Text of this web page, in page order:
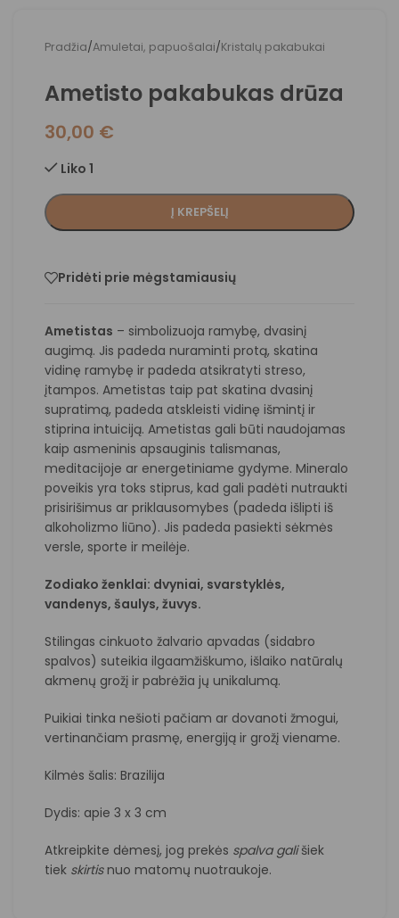
Pradžia/Amuletai, papuošalai/Kristalų pakabukai
Ametisto pakabukas drūza
30,00 €
Liko 1
Į KREPŠELĮ
Pridėti prie mėgstamiausių
Ametistas – simbolizuoja ramybę, dvasinį
augimą. Jis padeda nuraminti protą, skatina
vidinę ramybę ir padeda atsikratyti streso,
įtampos. Ametistas taip pat skatina dvasinį
supratimą, padeda atskleisti vidinę išmintį ir
stiprina intuiciją. Ametistas gali būti naudojamas
kaip asmeninis apsauginis talismanas,
meditacijoje ar energetiniame gydyme. Mineralo
poveikis yra toks stiprus, kad gali padėti nutraukti
prisirišimus ar priklausomybes (padeda išlipti iš
alkoholizmo liūno). Jis padeda pasiekti sėkmės
versle, sporte ir meilėje.
Zodiako ženklai: dvyniai, svarstyklės,
vandenys, šaulys, žuvys.
Stilingas cinkuoto žalvario apvadas (sidabro
spalvos) suteikia ilgaamžiškumo, išlaiko natūralų
akmenų grožį ir pabrėžia jų unikalumą.
Puikiai tinka nešioti pačiam ar dovanoti žmogui,
vertinančiam prasmę, energiją ir grožį viename.
Kilmės šalis: Brazilija
Dydis: apie 3 x 3 cm
Atkreipkite dėmesį, jog prekės spalva gališiek
tiek skirtisnuo matomų nuotraukoje.